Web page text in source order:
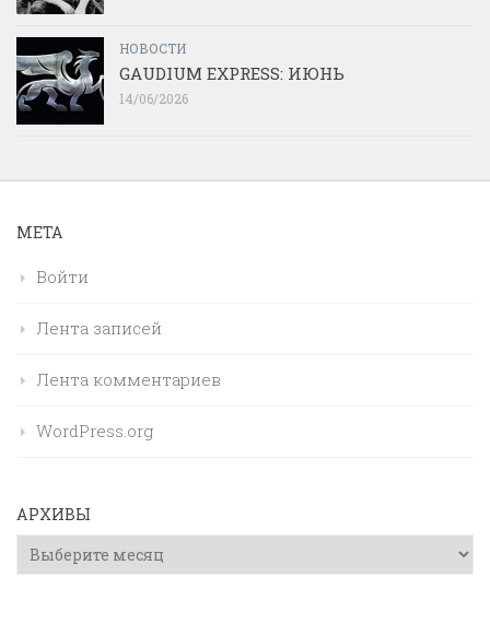
НОВОСТИ
GAUDIUM EXPRESS: ИЮНЬ
14/06/2026
МЕТА
Войти
Лента записей
Лента комментариев
WordPress.org
АРХИВЫ
Архивы